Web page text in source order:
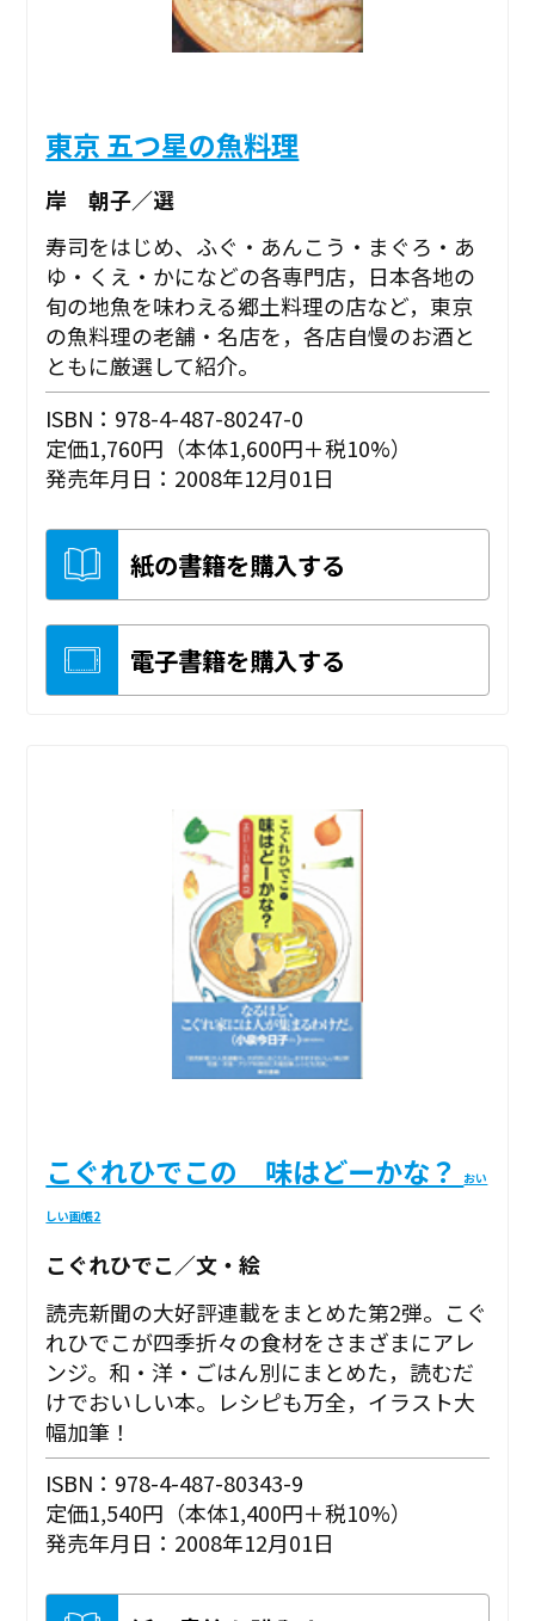
東京 五つ星の魚料理
岸 朝子／選
寿司をはじめ、ふぐ・あんこう・まぐろ・あ
ゆ・くえ・かになどの各専門店，日本各地の
旬の地魚を味わえる郷土料理の店など，東京
の魚料理の老舗・名店を，各店自慢のお酒と
ともに厳選して紹介。
ISBN：978-4-487-80247-0
定価1,760円（本体1,600円＋税10%）
発売年月日：2008年12月01日
紙の書籍を購入する
電子書籍を購入する
こぐれひでこの 味はどーかな？ おい
しい画帳2
こぐれひでこ／文・絵
読売新聞の大好評連載をまとめた第2弾。こぐ
れひでこが四季折々の食材をさまざまにアレ
ンジ。和・洋・ごはん別にまとめた，読むだ
けでおいしい本。レシピも万全，イラスト大
幅加筆！
ISBN：978-4-487-80343-9
定価1,540円（本体1,400円＋税10%）
発売年月日：2008年12月01日